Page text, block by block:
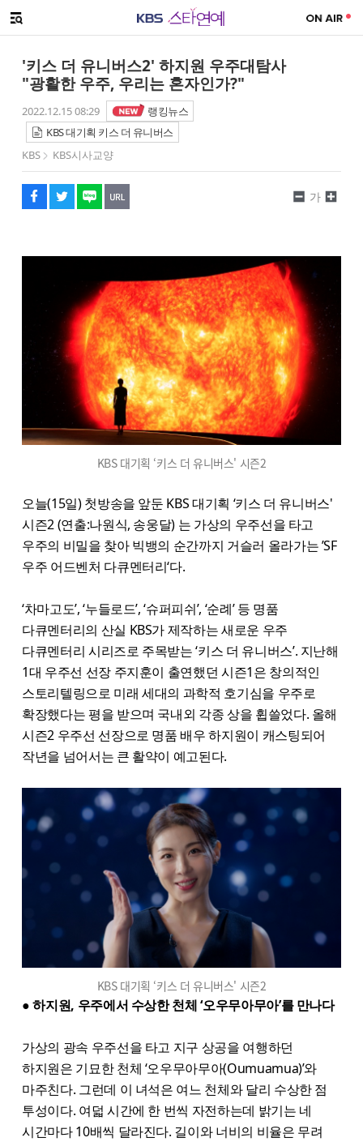
메뉴 열기
'키스 더 유니버스2' 하지원 우주대탐사
"광활한 우주, 우리는 혼자인가?"
2022.12.15 08:29
랭킹뉴스
KBS 대기획 키스 더 유니버스
KBS
KBS시사교양
페이스북
트위터
네이버
URL복사
글씨 작게보기
가
글씨 크게보기
KBS 대기획 ‘키스 더 유니버스' 시즌2
오늘(15일) 첫방송을 앞둔 KBS 대기획 ‘키스 더 유니버스'
시즌2 (연출:나원식, 송웅달) 는 가상의 우주선을 타고
우주의 비밀을 찾아 빅뱅의 순간까지 거슬러 올라가는 ’SF
우주 어드벤처 다큐멘터리‘다.
‘차마고도’, ‘누들로드’, ‘슈퍼피쉬’, ‘순례’ 등 명품
다큐멘터리의 산실 KBS가 제작하는 새로운 우주
다큐멘터리 시리즈로 주목받는 ‘키스 더 유니버스’. 지난해
1대 우주선 선장 주지훈이 출연했던 시즌1은 창의적인
스토리텔링으로 미래 세대의 과학적 호기심을 우주로
확장했다는 평을 받으며 국내외 각종 상을 휩쓸었다. 올해
시즌2 우주선 선장으로 명품 배우 하지원이 캐스팅되어
작년을 넘어서는 큰 활약이 예고된다.
KBS 대기획 ‘키스 더 유니버스' 시즌2
● 하지원, 우주에서 수상한 천체 ‘오우무아무아’를 만나다
가상의 광속 우주선을 타고 지구 상공을 여행하던
하지원은 기묘한 천체 ‘오우무아무아(Oumuamua)’와
마주친다. 그런데 이 녀석은 여느 천체와 달리 수상한 점
투성이다. 여덟 시간에 한 번씩 자전하는데 밝기는 네
시간마다 10배씩 달라진다. 길이와 너비의 비율은 무려